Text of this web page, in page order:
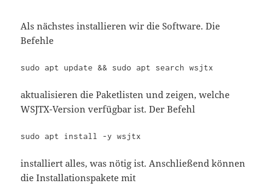
Als nächstes installieren wir die Software. Die
Befehle
sudo apt update && sudo apt search wsjtx
aktualisieren die Paketlisten und zeigen, welche
WSJTX-Version verfügbar ist. Der Befehl
sudo apt install -y wsjtx
installiert alles, was nötig ist. Anschließend können
die Installationspakete mit